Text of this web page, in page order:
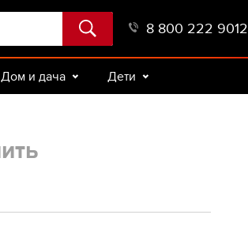
8 800 222 9012
Дом и дача Дети